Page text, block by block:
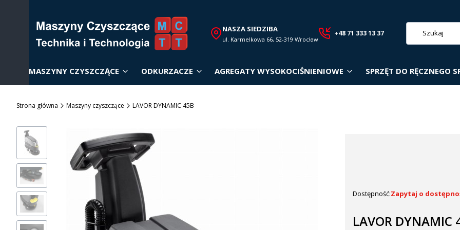
+48 71 333 13 37
NASZA SIEDZIBA
ul. Karmelkowa 66, 52-319 Wrocław
MASZYNY CZYSZCZĄCE ODKURZACZE AGREGATY WYSOKOCIŚNIENIOWE SPRZĘT DO RĘCZNEGO
Strona główna Maszyny czyszczące LAVOR DYNAMIC 45B
Dostępność:Zapytaj o
LAVOR DYNAMIC